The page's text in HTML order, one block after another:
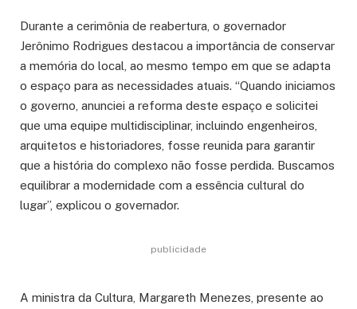
Durante a cerimônia de reabertura, o governador
Jerônimo Rodrigues destacou a importância de conservar
a memória do local, ao mesmo tempo em que se adapta
o espaço para as necessidades atuais. “Quando iniciamos
o governo, anunciei a reforma deste espaço e solicitei
que uma equipe multidisciplinar, incluindo engenheiros,
arquitetos e historiadores, fosse reunida para garantir
que a história do complexo não fosse perdida. Buscamos
equilibrar a modernidade com a essência cultural do
lugar”, explicou o governador.
publicidade
A ministra da Cultura, Margareth Menezes, presente ao